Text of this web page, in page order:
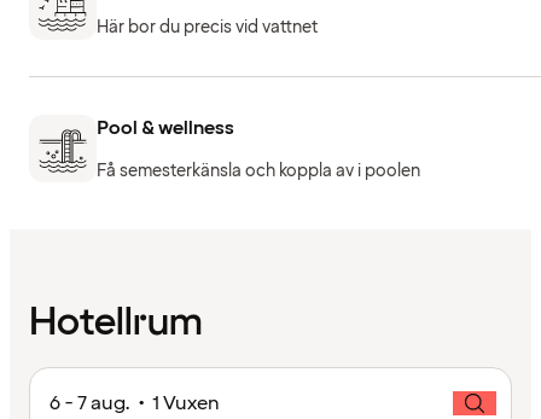
Här bor du precis vid vattnet
Pool & wellness
Få semesterkänsla och koppla av i poolen
Hotellrum
6 - 7 aug. • 1 Vuxen